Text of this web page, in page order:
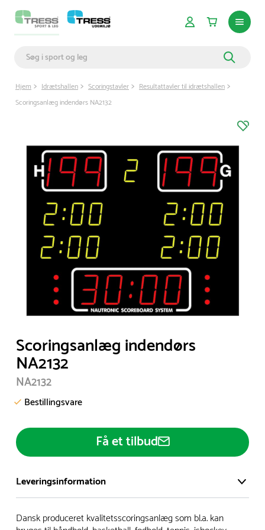
Hjem Idrætshallen Scoringstavler
Resultattavler til idrætshallen
Scoringsanlæg indendørs NA2132
1
of
1
Scoringsanlæg indendørs
NA2132
NA2132
Bestillingsvare
Få et tilbud
Leveringsinformation
Vi har et stort og effektivt lager på ca. 6.000 kvadratmeter
Dansk produceret kvalitetsscoringsanlæg som bl.a. kan